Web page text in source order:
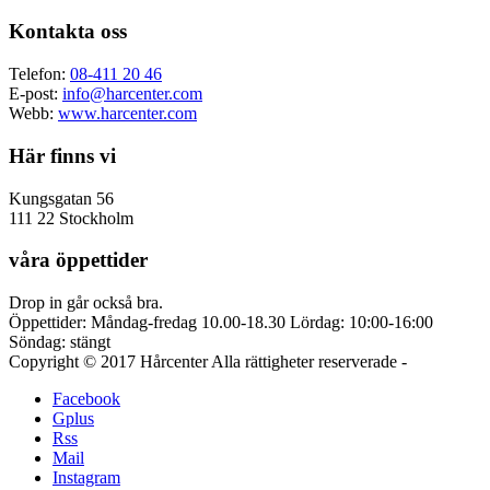
Kontakta oss
Telefon: 08-411 20 46
E-post: info@harcenter.com
Webb: www.harcenter.com
Här finns vi
Kungsgatan 56
111 22 Stockholm
våra öppettider
Drop in går också bra.
Öppettider: Måndag-fredag 10.00-18.30 Lördag: 10:00-16:00
Söndag: stängt
Copyright © 2017 Hårcenter Alla rättigheter reserverade -
Facebook
Gplus
Rss
Mail
Instagram